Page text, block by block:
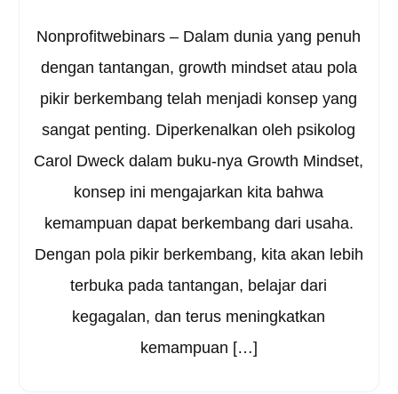
Nonprofitwebinars – Dalam dunia yang penuh
dengan tantangan, growth mindset atau pola
pikir berkembang telah menjadi konsep yang
sangat penting. Diperkenalkan oleh psikolog
Carol Dweck dalam buku-nya Growth Mindset,
konsep ini mengajarkan kita bahwa
kemampuan dapat berkembang dari usaha.
Dengan pola pikir berkembang, kita akan lebih
terbuka pada tantangan, belajar dari
kegagalan, dan terus meningkatkan
kemampuan […]